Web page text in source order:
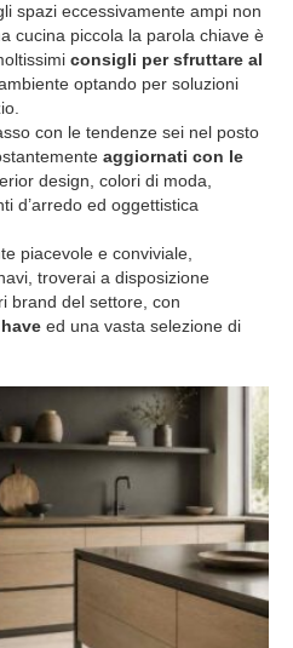
spazi eccessivamente ampi non
cucina piccola la parola chiave è
consigli per sfruttare al
optando per soluzioni
con le tendenze sei nel posto
aggiornati con le
design, colori di moda,
d’arredo ed oggettistica
piacevole e conviviale,
troverai a disposizione
brand del settore, con
ed una vasta selezione di